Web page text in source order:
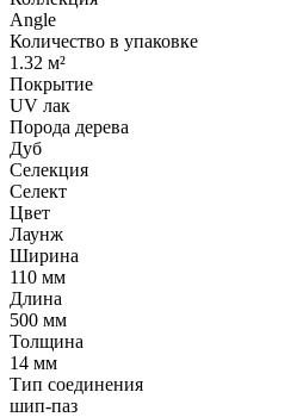
Angle
Количество в упаковке
1.32 м²
Покрытие
UV лак
Порода дерева
Дуб
Селекция
Селект
Цвет
Лаунж
Ширина
110 мм
Длина
500 мм
Толщина
14 мм
Тип соединения
шип-паз